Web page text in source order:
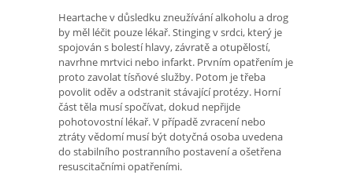
Heartache v důsledku zneužívání alkoholu a drog
by měl léčit pouze lékař. Stinging v srdci, který je
spojován s bolestí hlavy, závratě a otupělostí,
navrhne mrtvici nebo infarkt. Prvním opatřením je
proto zavolat tísňové služby. Potom je třeba
povolit oděv a odstranit stávající protézy. Horní
část těla musí spočívat, dokud nepřijde
pohotovostní lékař. V případě zvracení nebo
ztráty vědomí musí být dotyčná osoba uvedena
do stabilního postranního postavení a ošetřena
resuscitačními opatřeními.